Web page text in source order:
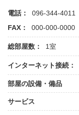
電話：
096-344-4011
FAX：
000-000-0000
総部屋数： 1室
インターネット接続：
部屋の設備・備品
サービス